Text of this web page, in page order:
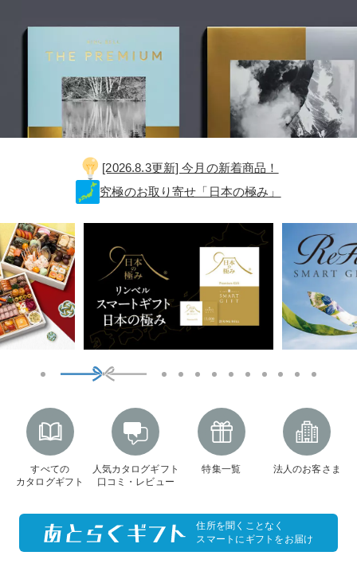
[2026.8.3更新] 今月の新着商品！
究極のお取り寄せ「日本の極み」
2 3 4 5 6 7 8 9 10 11
すべての
カタログギフト
人気カタログギフト
口コミ・レビュー
特集一覧 法人のお客さま
住所を聞くことなく
スマートにギフトをお届け